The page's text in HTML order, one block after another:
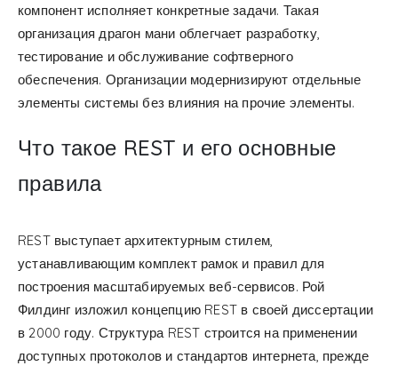
компонент исполняет конкретные задачи. Такая
организация драгон мани облегчает разработку,
тестирование и обслуживание софтверного
обеспечения. Организации модернизируют отдельные
элементы системы без влияния на прочие элементы.
Что такое REST и его основные
правила
REST выступает архитектурным стилем,
устанавливающим комплект рамок и правил для
построения масштабируемых веб-сервисов. Рой
Филдинг изложил концепцию REST в своей диссертации
в 2000 году. Структура REST строится на применении
доступных протоколов и стандартов интернета, прежде